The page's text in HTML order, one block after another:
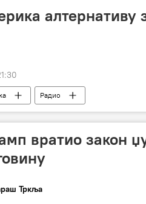
алтернативу
Радио
вратио закон
Тркља